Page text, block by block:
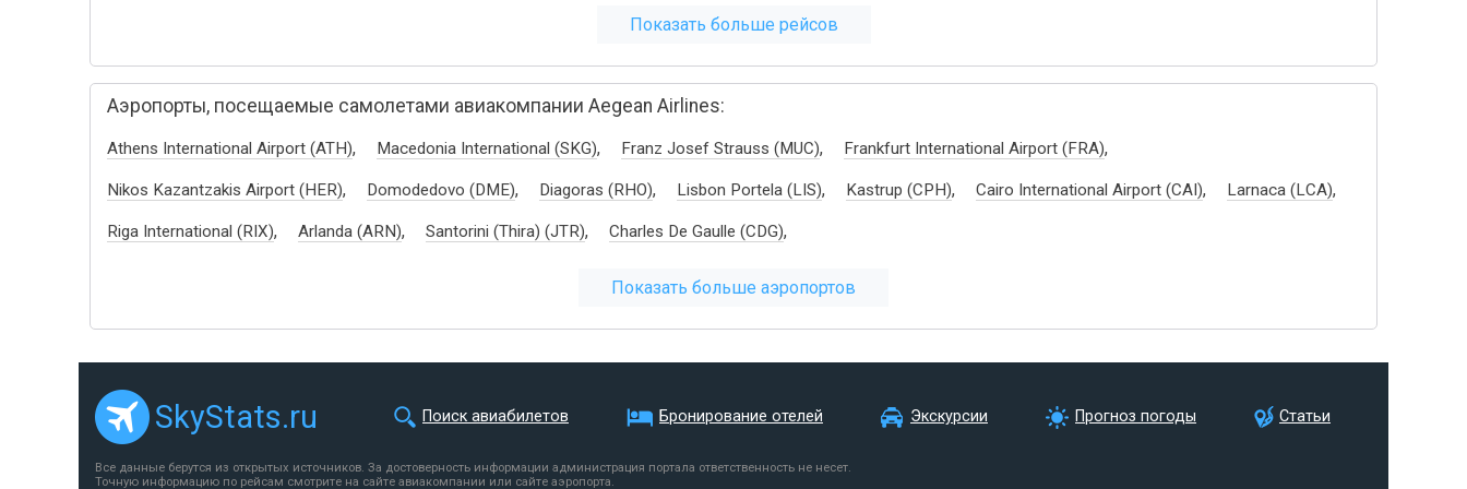
Показать больше рейсов
Аэропорты, посещаемые самолетами авиакомпании Aegean Airlines:
Athens International Airport (ATH), Macedonia International (SKG), Franz Josef Strauss (MUC), Frankfurt International Airport (FRA),
Nikos Kazantzakis Airport (HER), Domodedovo (DME), Diagoras (RHO), Lisbon Portela (LIS), Kastrup (CPH), Cairo International Airport (CAI), Larnaca (LCA),
Riga International (RIX), Arlanda (ARN), Santorini (Thira) (JTR), Charles De Gaulle (CDG),
Показать больше аэропортов
SkyStats.ru Поиск авиабилетов Бронирование отелей Экскурсии Прогноз погоды Статьи
Все данные берутся из открытых источников. За достоверность информации администрация портала ответственность не несет.
Точную информацию по рейсам смотрите на сайте авиакомпании или сайте аэропорта.